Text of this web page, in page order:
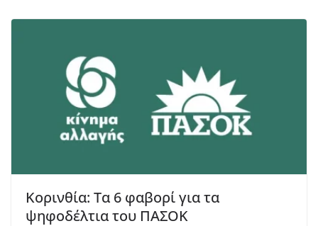
Κορινθία: Τα 6 φαβορί για τα
ψηφοδέλτια του ΠΑΣΟΚ